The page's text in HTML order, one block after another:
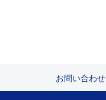
お問い合わせ